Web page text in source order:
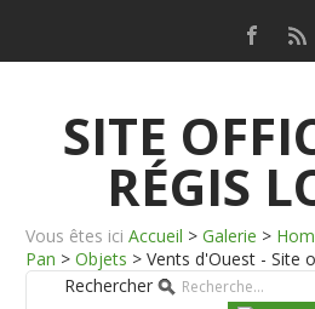
SITE
RÉGIS
Vous êtes ici Accueil > Galerie >
Pan > Objets > Vents d'Ouest - Site
Rechercher